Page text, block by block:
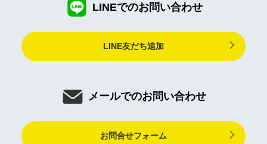
LINEでのお問い合わせ
LINE友だち追加
メールでのお問い合わせ
お問合せフォーム